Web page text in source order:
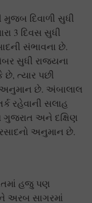
દિવાળી સુધી
3 દિવસ સુધી
સંભાવના છે.
સુધી રાજ્યના
છે, ત્યાર પછી
અનુમાન છે. અંબાલાલ
રહેવાની સલાહ
ગુજરાત અને દક્ષિણ
અનુમાન છે.
હજુ પણ
અરબ સાગરમાં